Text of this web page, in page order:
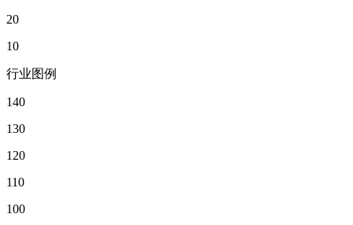
20
10
行业图例
140
130
120
110
100